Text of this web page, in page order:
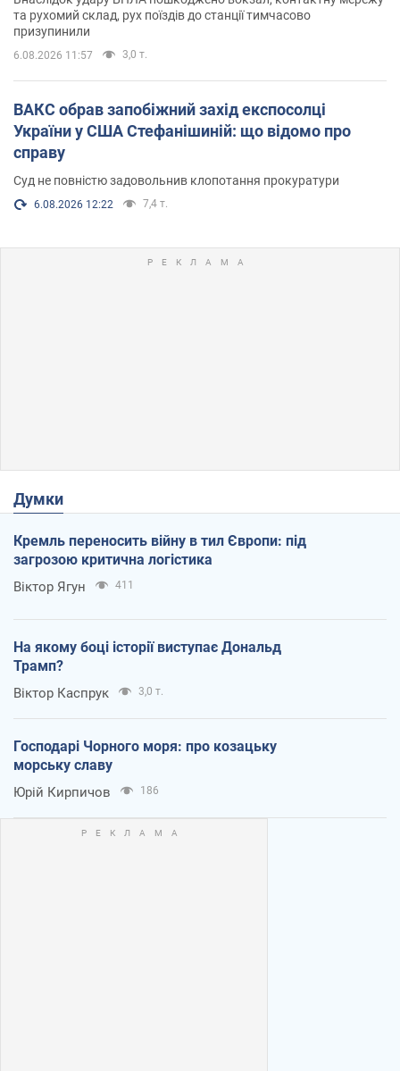
та рухомий склад, рух поїздів до станції тимчасово
призупинили
6.08.2026 11:57 3,0 т.
ВАКС обрав запобіжний захід експосолці
України у США Стефанішиній: що відомо про
справу
Суд не повністю задовольнив клопотання прокуратури
6.08.2026 12:22 7,4 т.
Думки
Кремль переносить війну в тил Європи: під
загрозою критична логістика
Віктор Ягун 411
На якому боці історії виступає Дональд
Трамп?
Віктор Каспрук 3,0 т.
Господарі Чорного моря: про козацьку
морську славу
Юрій Кирпичов 186